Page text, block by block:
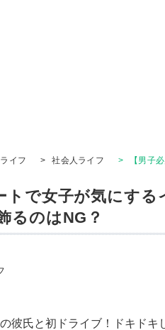
イフ > 社会人ライフ > 【男子
トで女子が気にす
るのはNG？
彼氏と初ドライブ！ドキドキ